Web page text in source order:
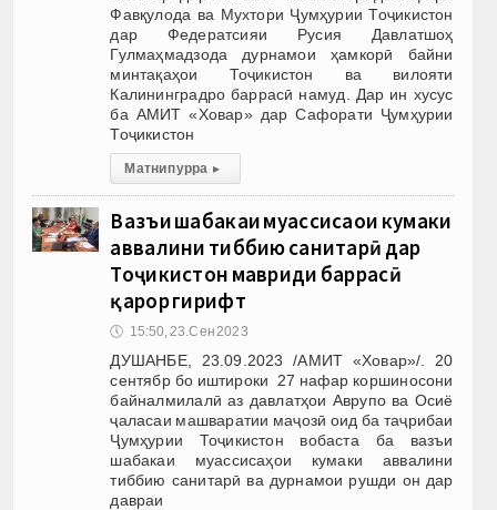
Фавқулода ва Мухтори Ҷумҳурии Тоҷикистон
дар Федератсияи Русия Давлатшоҳ
Гулмаҳмадзода дурнамои ҳамкорӣ байни
минтақаҳои Тоҷикистон ва вилояти
Калининградро баррасӣ намуд. Дар ин хусус
ба АМИТ «Ховар» дар Сафорати Ҷумҳурии
Тоҷикистон
Матни пурра ▸
Вазъи шабакаи муассисаҳои кумаки
аввалини тиббию санитарӣ дар
Тоҷикистон мавриди баррасӣ
қарор гирифт
🕔 15:50, 23.Сен 2023
ДУШАНБЕ, 23.09.2023 /АМИТ «Ховар»/. 20
сентябр бо иштироки 27 нафар коршиносони
байналмилалӣ аз давлатҳои Аврупо ва Осиё
ҷаласаи машваратии маҷозӣ оид ба таҷрибаи
Ҷумҳурии Тоҷикистон вобаста ба вазъи
шабакаи муассисаҳои кумаки аввалини
тиббию санитарӣ ва дурнамои рушди он дар
давраи